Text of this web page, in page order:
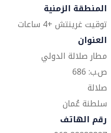
المنطقة الزمنية
توقيت غرينتش +4 ساعات
العنوان
مطار صلالة الدولي
ص.ب: 686
صلالة
سلطنة عُمان
رقم الهاتف